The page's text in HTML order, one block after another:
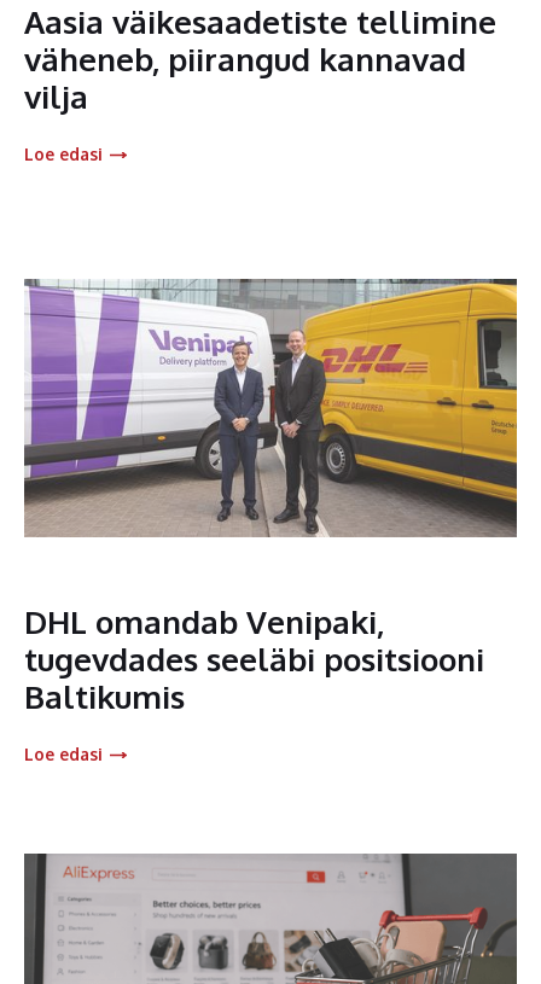
Aasia väikesaadetiste tellimine
väheneb, piirangud kannavad
vilja
Loe edasi
DHL omandab Venipaki,
tugevdades seeläbi positsiooni
Baltikumis
Loe edasi